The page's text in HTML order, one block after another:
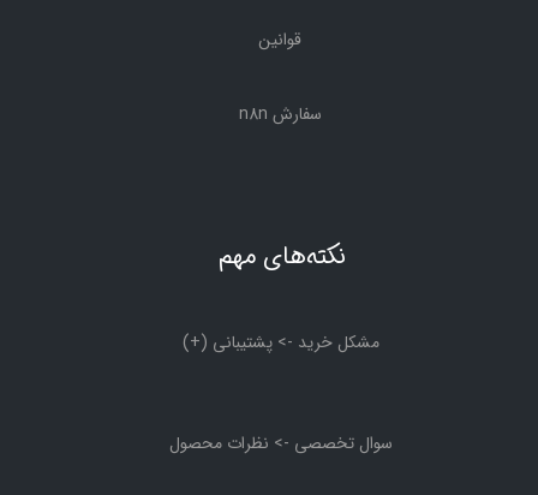
قوانین
سفارش n8n
نکته‌های مهم
مشکل خرید -> پشتیبانی (+)
سوال تخصصی -> نظرات محصول